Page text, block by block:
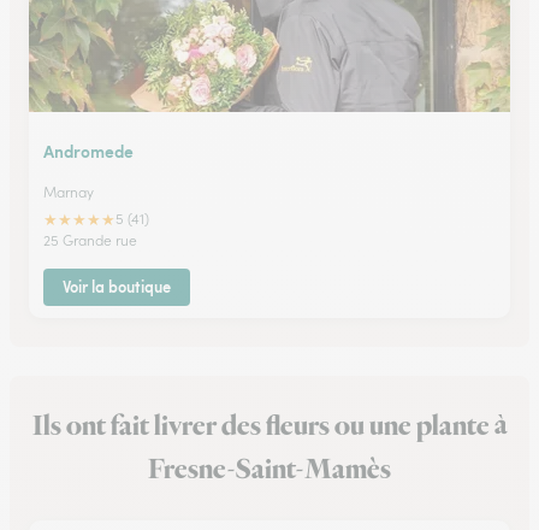
Andromede
Marnay
★★★★★ 5 (41)
25 Grande rue
Voir la boutique
Ils ont fait livrer des fleurs ou une plante à
Fresne-Saint-Mamès